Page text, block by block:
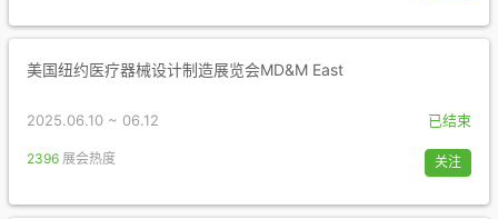
美国纽约医疗器械设计制造展览会MD&M East
2025.06.10 ~ 06.12 已结束
2396 展会热度 关注